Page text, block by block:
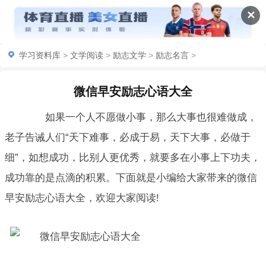
✕
学习资料库 > 文学阅读 > 励志文学 > 励志名言 >
微信早安励志心语大全
如果一个人不愿做小事，那么大事也很难做成，
老子告诫人们“天下难事，必成于易，天下大事，必做于
细”，如想成功，比别人更优秀，就要多在小事上下功夫，
成功靠的是点滴的积累。下面就是小编给大家带来的微信
早安励志心语大全，欢迎大家阅读!